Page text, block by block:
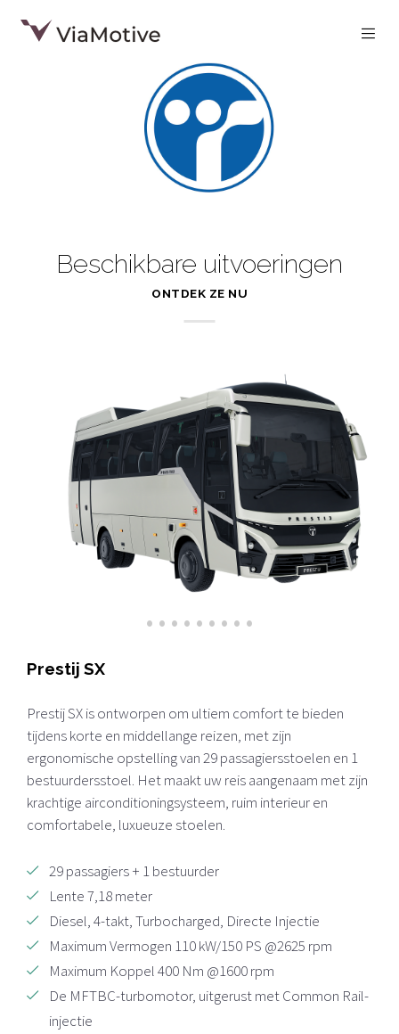
Beschikbare uitvoeringen
ONTDEK ZE NU
• • • • • • • • •
Prestij SX
Prestij SX is ontworpen om ultiem comfort te bieden
tijdens korte en middellange reizen, met zijn
ergonomische opstelling van 29 passagiersstoelen en 1
bestuurdersstoel. Het maakt uw reis aangenaam met zijn
krachtige airconditioningsysteem, ruim interieur en
comfortabele, luxueuze stoelen.
29 passagiers + 1 bestuurder
Lente 7,18 meter
Diesel, 4-takt, Turbocharged, Directe Injectie
Maximum Vermogen 110 kW/150 PS @2625 rpm
Maximum Koppel 400 Nm @1600 rpm
De MFTBC-turbomotor, uitgerust met Common Rail-
injectie